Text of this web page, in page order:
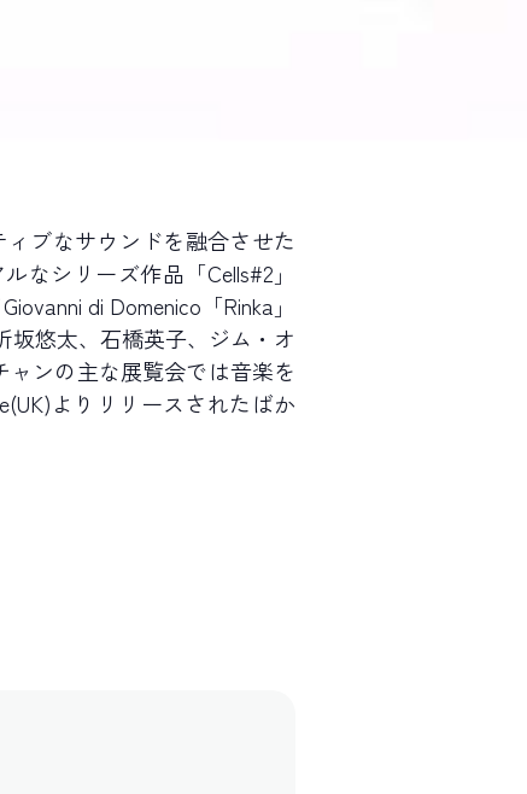
ブなサウンドを融合させた
シリーズ作品「Cells#2」
di Domenico「Rinka」
坂悠太、石橋英子、ジム・オ
ンの主な展覧会では音楽を
よりリリースされたばか